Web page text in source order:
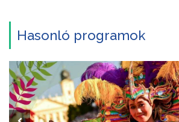
Hasonló programok